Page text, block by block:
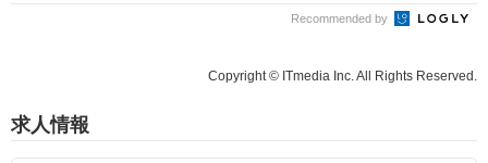
Recommended by
Copyright © ITmedia Inc. All Rights Reserved.
求人情報